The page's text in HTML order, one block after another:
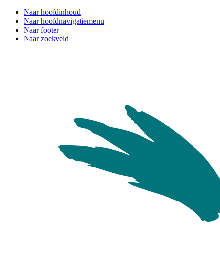
Naar hoofdinhoud
Naar hoofdnavigatiemenu
Naar footer
Naar zoekveld